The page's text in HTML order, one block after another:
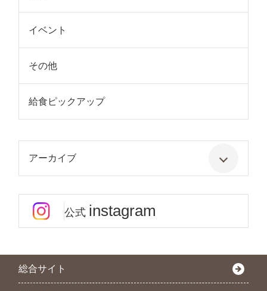
イベント
その他
給食ピックアップ
アーカイブ
公式 instagram
総合サイト